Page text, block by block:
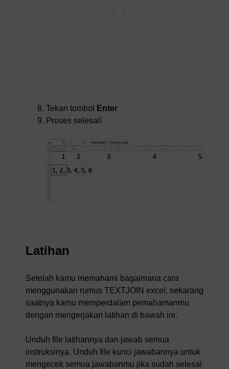
Tekan tombol
Enter
Proses selesai!
Latihan
Setelah kamu memahami bagaimana cara
menggunakan rumus TEXTJOIN excel, sekarang
saatnya kamu memperdalam pemahamanmu
dengan mengerjakan latihan di bawah ini.
Unduh file latihannya dan jawab semua
instruksinya. Unduh file kunci jawabannya untuk
mengecek semua jawabanmu jika sudah selesai